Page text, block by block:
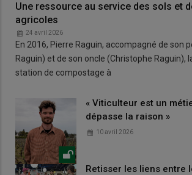
Une ressource au service des sols et
agricoles
24 avril 2026
En 2016, Pierre Raguin, accompagné de son
Raguin) et de son oncle (Christophe Raguin),
station de compostage à
« Viticulteur est un
dépasse la raison »
10 avril 2026
Retisser les liens entre